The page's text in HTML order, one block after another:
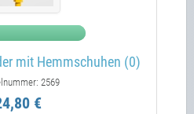
mit Hemmschuhen (0)
2569
€